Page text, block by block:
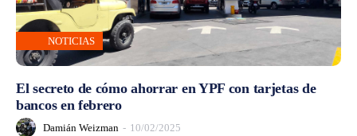
NOTICIAS
El secreto de cómo ahorrar en YPF con tarjetas de
bancos en febrero
Damián Weizman - 10/02/2025